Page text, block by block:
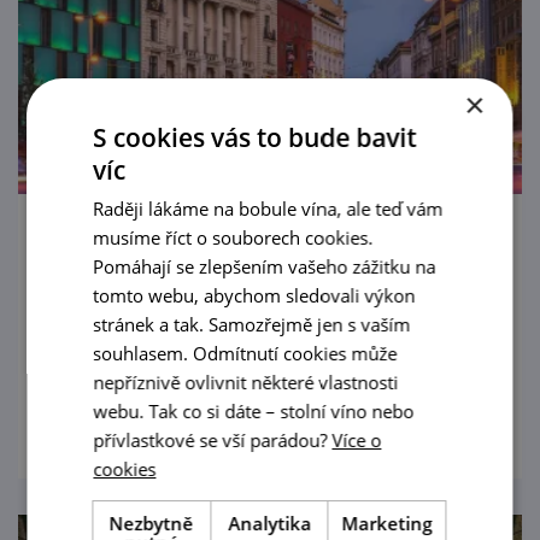
Brněnské hody 2026
14. 8. — 16. 8. '26
Čí só hody? Brna!
prohlédnout
×
S cookies vás to bude bavit
víc
Raději lákáme na bobule vína, ale teď vám
musíme říct o souborech cookies.
Pomáhají se zlepšením vašeho zážitku na
tomto webu, abychom sledovali výkon
stránek a tak. Samozřejmě jen s vaším
souhlasem. Odmítnutí cookies může
nepříznivě ovlivnit některé vlastnosti
webu. Tak co si dáte – stolní víno nebo
přívlastkové se vší parádou?Více o
cookies
Nezbytně
Analytika Marketing